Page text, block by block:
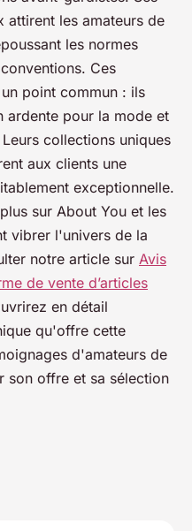
attirent les amateurs de
les normes
Ces
point commun : ils
ardente pour la mode et
collections uniques
aux clients une
exceptionnelle.
sur About You et les
vibrer l'univers de la
notre article sur Avis
de vente d’articles
en détail
qu'offre cette
d'amateurs de
son offre et sa sélection